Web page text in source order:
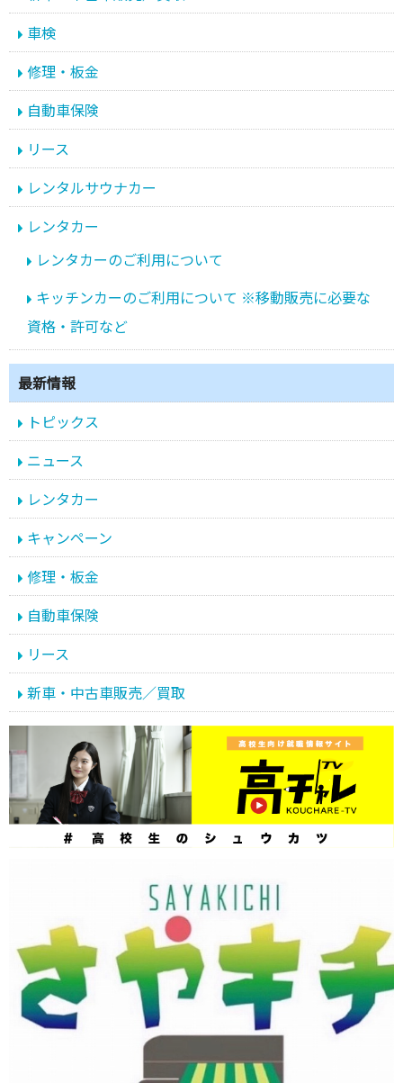
車検
修理・板金
自動車保険
リース
レンタルサウナカー
レンタカー
レンタカーのご利用について
キッチンカーのご利用について ※移動販売に必要な
資格・許可など
最新情報
トピックス
ニュース
レンタカー
キャンペーン
修理・板金
自動車保険
リース
新車・中古車販売／買取